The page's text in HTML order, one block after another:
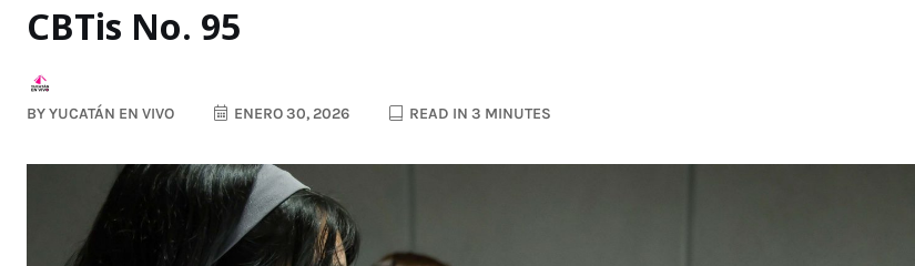
CBTis No. 95
BYYUCATÁN EN VIVO ENERO 30, 2026 READ IN 3 MINUTES